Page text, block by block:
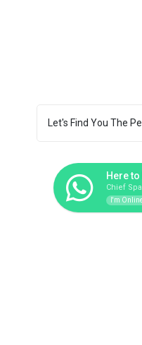
Let's Find You The
Here
Chief
I'm